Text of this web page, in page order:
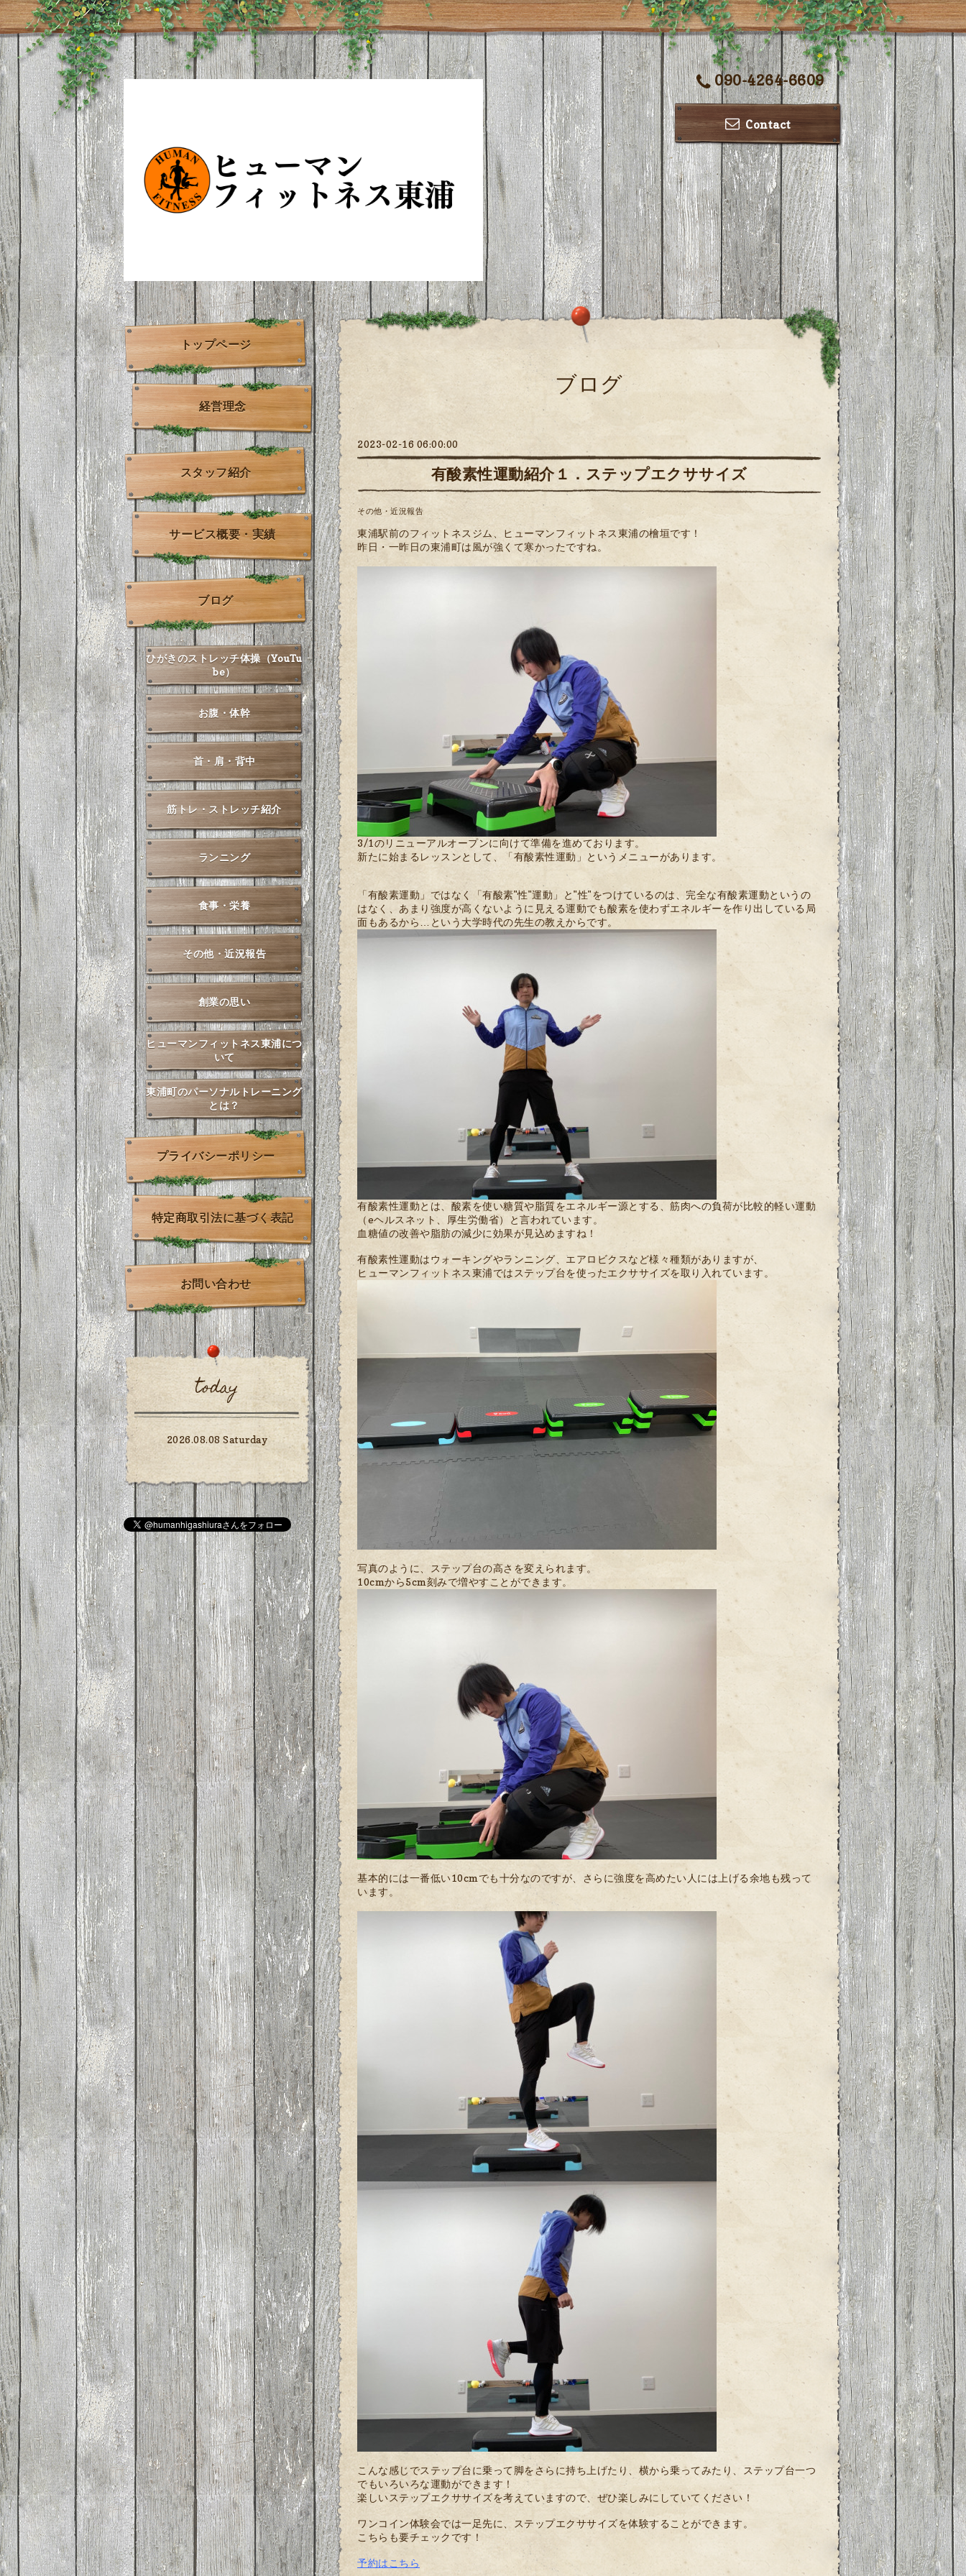
090-4264-6609
Contact
ブログ
2023-02-16 06:00:00
有酸素性運動紹介１．ステップエクササイズ
その他・近況報告
東浦駅前のフィットネスジム、ヒューマンフィットネス東浦の檜垣です！
昨日・一昨日の東浦町は風が強くて寒かったですね。
3/1のリニューアルオープンに向けて準備を進めております。
新たに始まるレッスンとして、「有酸素性運動」というメニューがあります。
「有酸素運動」ではなく「有酸素"性"運動」と"性"をつけているのは、完全な有酸素運動というの
はなく、あまり強度が高くないように見える運動でも酸素を使わずエネルギーを作り出している局
面もあるから…という大学時代の先生の教えからです。
有酸素性運動とは、酸素を使い糖質や脂質をエネルギー源とする、筋肉への負荷が比較的軽い運動
（eヘルスネット、厚生労働省）と言われています。
血糖値の改善や脂肪の減少に効果が見込めますね！
有酸素性運動はウォーキングやランニング、エアロビクスなど様々種類がありますが、
ヒューマンフィットネス東浦ではステップ台を使ったエクササイズを取り入れています。
写真のように、ステップ台の高さを変えられます。
10cmから5cm刻みで増やすことができます。
基本的には一番低い10cmでも十分なのですが、さらに強度を高めたい人には上げる余地も残って
います。
こんな感じでステップ台に乗って脚をさらに持ち上げたり、横から乗ってみたり、ステップ台一つ
でもいろいろな運動ができます！
楽しいステップエクササイズを考えていますので、ぜひ楽しみにしていてください！
ワンコイン体験会では一足先に、ステップエクササイズを体験することができます。
こちらも要チェックです！
予約はこちら
トップページ
経営理念
スタッフ紹介
サービス概要・実績
ブログ
ひがきのストレッチ体操（YouTu
be）
お腹・体幹
首・肩・背中
筋トレ・ストレッチ紹介
ランニング
食事・栄養
その他・近況報告
創業の思い
ヒューマンフィットネス東浦につ
いて
東浦町のパーソナルトレーニング
とは？
プライバシーポリシー
特定商取引法に基づく表記
お問い合わせ
today
2026.08.08 Saturday